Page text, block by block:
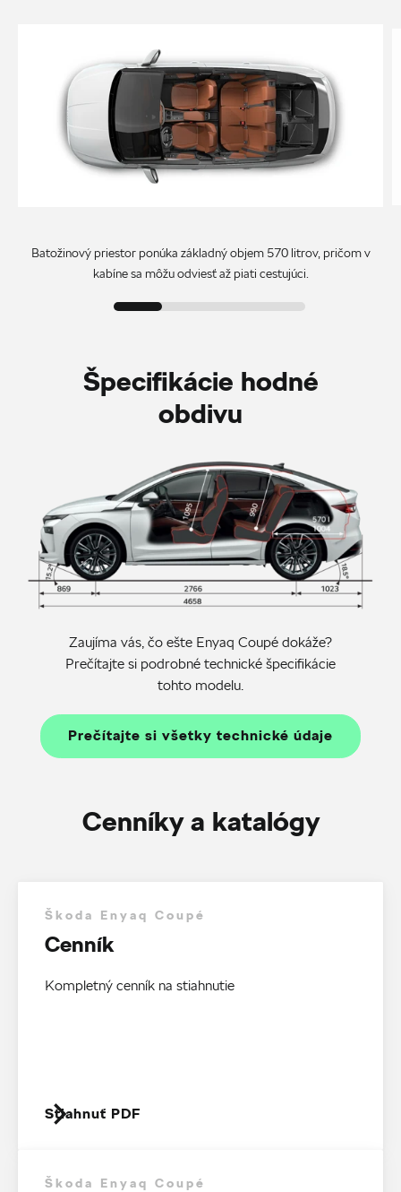
Batožinový priestor ponúka základný objem 570 litrov, pričom v
kabíne sa môžu odviesť až piati cestujúci.
Špecifikácie hodné
obdivu
Zaujíma vás, čo ešte Enyaq Coupé dokáže?
Prečítajte si podrobné technické špecifikácie
tohto modelu.
Prečítajte si všetky technické údaje
Cenníky a katalógy
Škoda Enyaq Coupé
Cenník
Kompletný cenník na stiahnutie
Stiahnuť PDF
Škoda Enyaq Coupé